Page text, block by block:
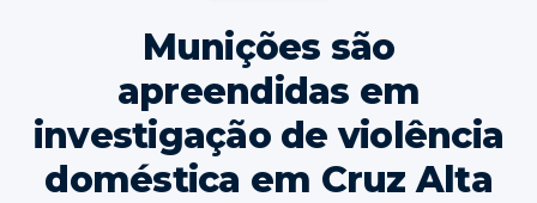
Munições são
apreendidas em
investigação de violência
doméstica em Cruz Alta